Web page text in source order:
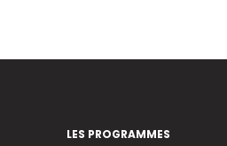
LES PROGRAMMES